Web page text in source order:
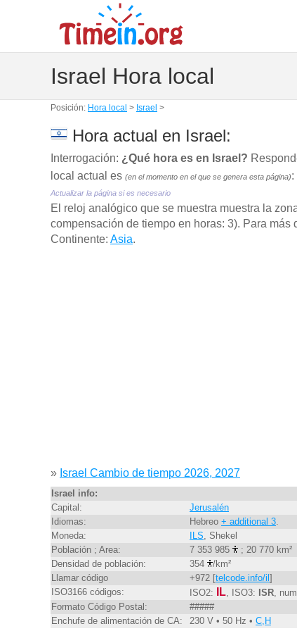
Israel Hora local
Posición: Hora local > Israel >
Hora actual en Israel:
Interrogación: ¿Qué hora es en Israel?
local actual es (en el momento en el que se genera esta página):
Actualizar la página si es necesario
El reloj analógico que se muestra muestra la
compensación de tiempo en horas: 3). Para
Continente: Asia.
» Israel Cambio de tiempo 2026, 2027
Israel info:
Capital:
Jerusalén
Idiomas:
Hebreo + additional 3.
Moneda:
ILS, Shekel
Población ; Area:
7 353 985
; 20 770 km²
Densidad de población:
354
/km²
Llamar código
+972 [telcode.info/il ]
ISO3166 códigos:
ISO2: IL, ISO3: ISR,
Formato Código Postal:
#####
Enchufe de alimentación de CA:
230 V • 50 Hz • C,H